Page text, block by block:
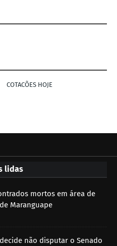
COTACÕES HOJE
lidas
mortos em área de
Maranguape
não disputar o Senado